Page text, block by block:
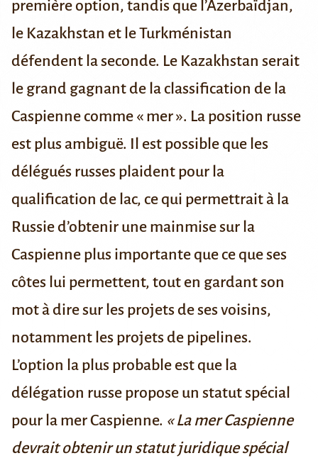
première option, tandis que l’Azerbaïdjan,
le Kazakhstan et le Turkménistan
défendent la seconde. Le Kazakhstan serait
le grand gagnantde la classification de la
Caspienne comme « mer ». La position russe
est plus ambiguë. Il est possible que les
délégués russes plaident pour la
qualification de lac, ce qui permettrait à la
Russie d’obtenir une mainmise sur la
Caspienne plus importante que ce que ses
côtes lui permettent, tout en gardant son
mot à dire sur les projets de ses voisins,
notamment les projets de pipelines.
L’option la plus probable est que la
délégation russe propose un statut spécial
pour la mer Caspienne. « La mer Caspienne
devrait obtenir un statut juridique spécial